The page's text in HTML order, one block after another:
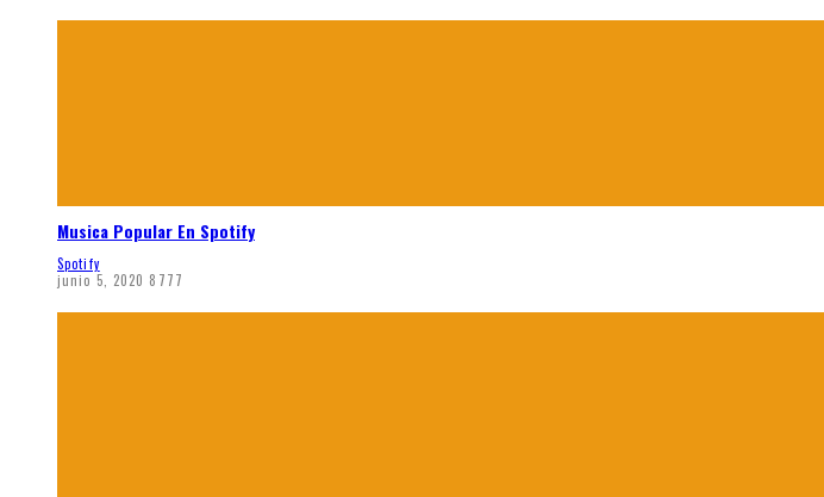
Musica Popular En Spotify
Spotify
junio 5, 2020 8777